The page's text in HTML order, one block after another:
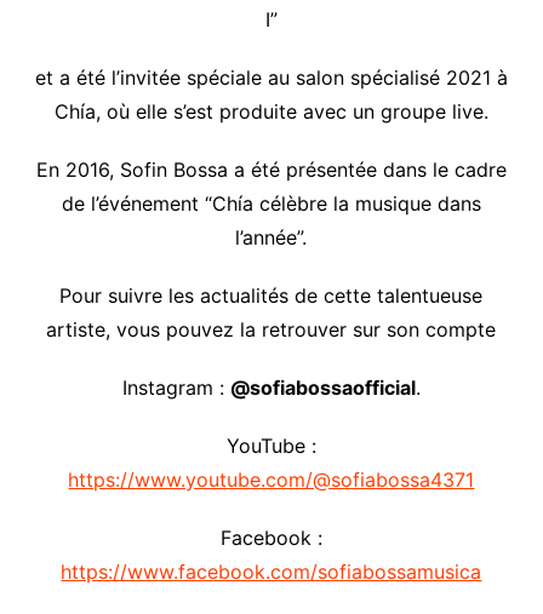
I”
et a été l’invitée spéciale au salon spécialisé 2021 à
Chía, où elle s’est produite avec un groupe live.
En 2016, Sofin Bossa a été présentée dans le cadre
de l’événement “Chía célèbre la musique dans
l’année”.
Pour suivre les actualités de cette talentueuse
artiste, vous pouvez la retrouver sur son compte
Instagram : @sofiabossaofficial.
YouTube :
https://www.youtube.com/@sofiabossa4371
Facebook :
https://www.facebook.com/sofiabossamusica